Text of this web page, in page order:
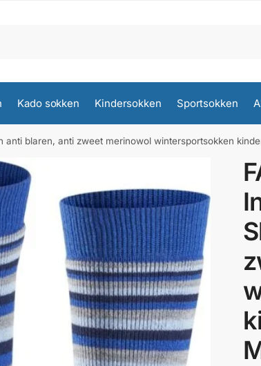
Kado sokken Kindersokken Sportsokken
anti blaren, anti zweet merinowol wintersportsokken